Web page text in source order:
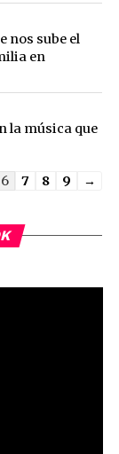
nos sube el
en
la música que
6 7 8 9 →